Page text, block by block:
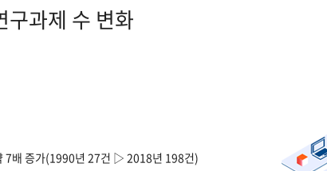
과제 수 변화
7배 증가(1990년 27건 ▷ 2018년 198건)